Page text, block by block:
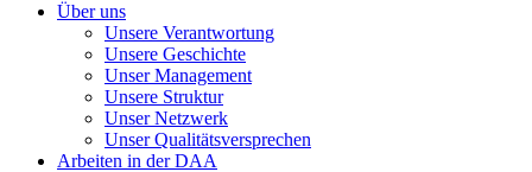
Über uns
Unsere Verantwortung
Unsere Geschichte
Unser Management
Unsere Struktur
Unser Netzwerk
Unser Qualitätsversprechen
Arbeiten in der DAA